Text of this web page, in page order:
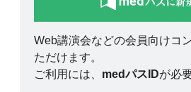
Web講演会などの会員向けコ
ただけます。
ご利用には、 medパスIDが必